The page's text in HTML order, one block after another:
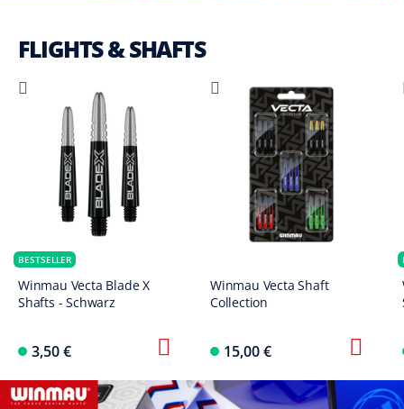
FLIGHTS & SHAFTS
BESTSELLER
Winmau Vecta Blade X
Shafts - Schwarz
3,50 €
Winmau Vecta Shaft
Collection
15,00 €